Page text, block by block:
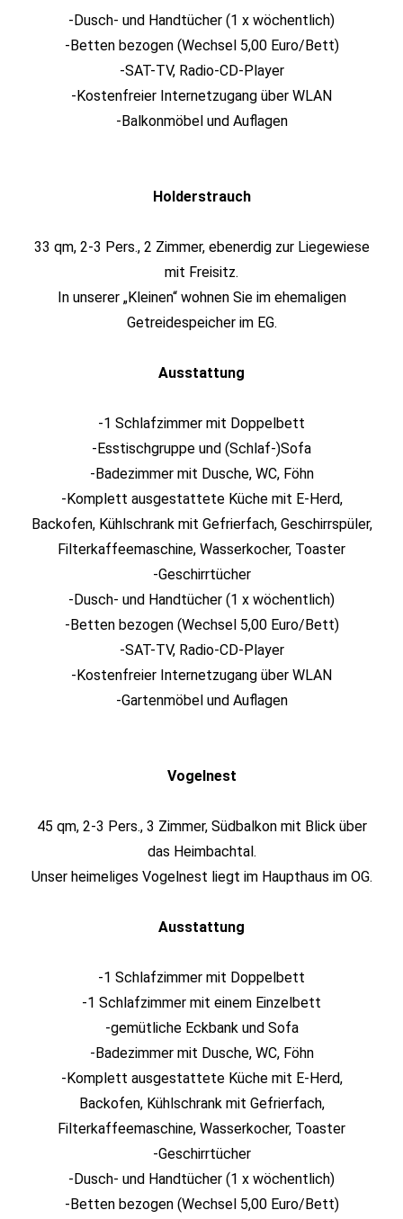
-Dusch- und Handtücher (1 x wöchentlich)
-Betten bezogen (Wechsel 5,00 Euro/Bett)
-SAT-TV, Radio-CD-Player
-Kostenfreier Internetzugang über WLAN
-Balkonmöbel und Auflagen
Holderstrauch
33 qm, 2-3 Pers., 2 Zimmer, ebenerdig zur Liegewiese
mit Freisitz.
In unserer „Kleinen“ wohnen Sie im ehemaligen
Getreidespeicher im EG.
Ausstattung
-1 Schlafzimmer mit Doppelbett
-Esstischgruppe und (Schlaf-)Sofa
-Badezimmer mit Dusche, WC, Föhn
-Komplett ausgestattete Küche mit E-Herd,
Backofen, Kühlschrank mit Gefrierfach, Geschirrspüler,
Filterkaffeemaschine, Wasserkocher, Toaster
-Geschirrtücher
-Dusch- und Handtücher (1 x wöchentlich)
-Betten bezogen (Wechsel 5,00 Euro/Bett)
-SAT-TV, Radio-CD-Player
-Kostenfreier Internetzugang über WLAN
-Gartenmöbel und Auflagen
Vogelnest
45 qm, 2-3 Pers., 3 Zimmer, Südbalkon mit Blick über
das Heimbachtal.
Unser heimeliges Vogelnest liegt im Haupthaus im OG.
Ausstattung
-1 Schlafzimmer mit Doppelbett
-1 Schlafzimmer mit einem Einzelbett
-gemütliche Eckbank und Sofa
-Badezimmer mit Dusche, WC, Föhn
-Komplett ausgestattete Küche mit E-Herd,
Backofen, Kühlschrank mit Gefrierfach,
Filterkaffeemaschine, Wasserkocher, Toaster
-Geschirrtücher
-Dusch- und Handtücher (1 x wöchentlich)
-Betten bezogen (Wechsel 5,00 Euro/Bett)